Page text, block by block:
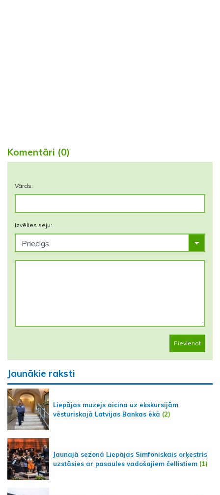
Komentāri (0)
Vārds:
Izvēlies seju:
Pievienot
Jaunākie raksti
Liepājas muzejs aicina uz ekskursijām
vēsturiskajā Latvijas Bankas ēkā (2)
Jaunajā sezonā Liepājas Simfoniskais orķestris
uzstāsies ar pasaules vadošajiem čellistiem (1)